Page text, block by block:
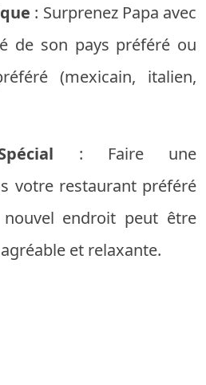
: Surprenez Papa avec
de son pays préféré ou
(mexicain, italien,
: Faire une
votre restaurant préféré
endroit peut être
et relaxante.